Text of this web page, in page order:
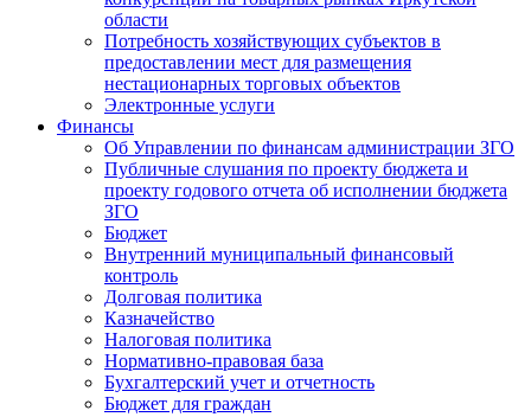
области
Потребность хозяйствующих субъектов в
предоставлении мест для размещения
нестационарных торговых объектов
Электронные услуги
Финансы
Об Управлении по финансам администрации ЗГО
Публичные слушания по проекту бюджета и
проекту годового отчета об исполнении бюджета
ЗГО
Бюджет
Внутренний муниципальный финансовый
контроль
Долговая политика
Казначейство
Налоговая политика
Нормативно-правовая база
Бухгалтерский учет и отчетность
Бюджет для граждан